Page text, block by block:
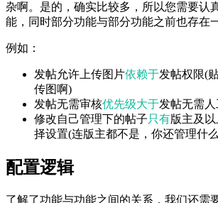
杂啊。是的，确实比较多，所以您需要认
能，同时部分功能与部分功能之前也存在
例如：
发帖允许上传图片依赖于发帖权限(
传图啊)
发帖无需审核优先级大于发帖无需
修改自己管理下的帖子只有版主及
择设置(连版主都不是，你还管理什
配置逻辑
了解了功能与功能之间的关系，我们还需